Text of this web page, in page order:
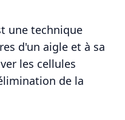
une technique
d'un aigle et à sa
les cellules
de la